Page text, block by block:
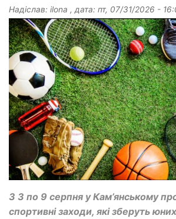
Надіслав: ilona , дата: пт, 07/31/2026 -
З 3 по 9 серпня у Кам’янському
спортивні заходи, які зберуть